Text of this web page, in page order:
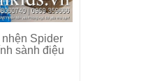
Spider
sành điệu